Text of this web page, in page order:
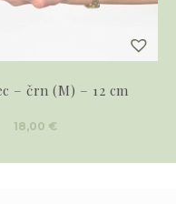
– črn (M) – 12 cm
18,00 €